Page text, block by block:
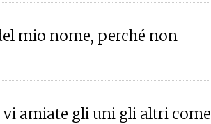
mio nome, perché non
vi amiate gli uni gli altri come